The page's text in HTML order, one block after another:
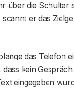
über die Schulter
er das
das Telefon
kein
eingegeben